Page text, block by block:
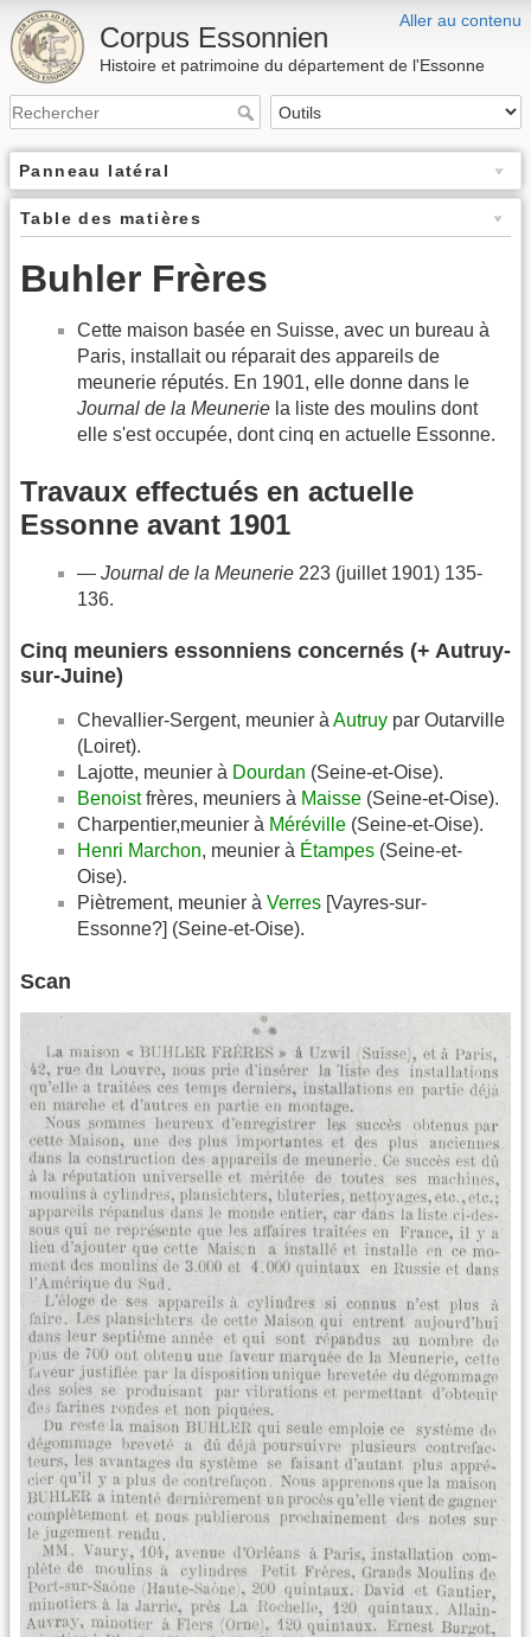
Aller au contenu
Corpus Essonnien
Histoire et patrimoine du département de l'Essonne
Panneau latéral
Table des matières
Buhler Frères
Cette maison basée en Suisse, avec un bureau à
Paris, installait ou réparait des appareils de
meunerie réputés. En 1901, elle donne dans le
Journal de la Meunerie la liste des moulins dont
elle s'est occupée, dont cinq en actuelle Essonne.
Travaux effectués en actuelle
Essonne avant 1901
— Journal de la Meunerie 223 (juillet 1901) 135-
136.
Cinq meuniers essonniens concernés (+ Autruy-
sur-Juine)
Chevallier-Sergent, meunier à Autruy par Outarville
(Loiret).
Lajotte, meunier à Dourdan (Seine-et-Oise).
Benoistfrères, meuniers à Maisse (Seine-et-Oise).
Charpentier,meunier à Méréville (Seine-et-Oise).
Henri Marchon, meunier à Étampes (Seine-et-
Oise).
Piètrement, meunier à Verres [Vayres-sur-
Essonne?] (Seine-et-Oise).
Scan